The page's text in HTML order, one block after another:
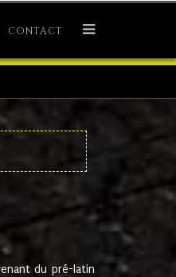
CONTACT
du pré-latin